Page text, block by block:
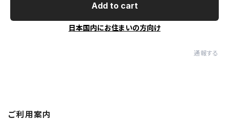
Add to cart
日本国内にお住まいの方向け
通報する
ご利用案内